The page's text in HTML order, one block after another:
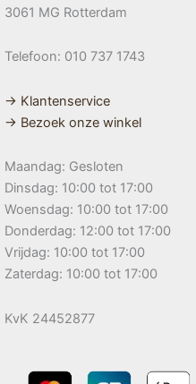
3061 MG Rotterdam
Telefoon: 010 737 1743
→ Klantenservice
→ Bezoek onze winkel
Maandag: Gesloten
Dinsdag: 10:00 tot 17:00
Woensdag: 10:00 tot 17:00
Donderdag: 12:00 tot 17:00
Vrijdag: 10:00 tot 17:00
Zaterdag: 10:00 tot 17:00
KvK 24452877